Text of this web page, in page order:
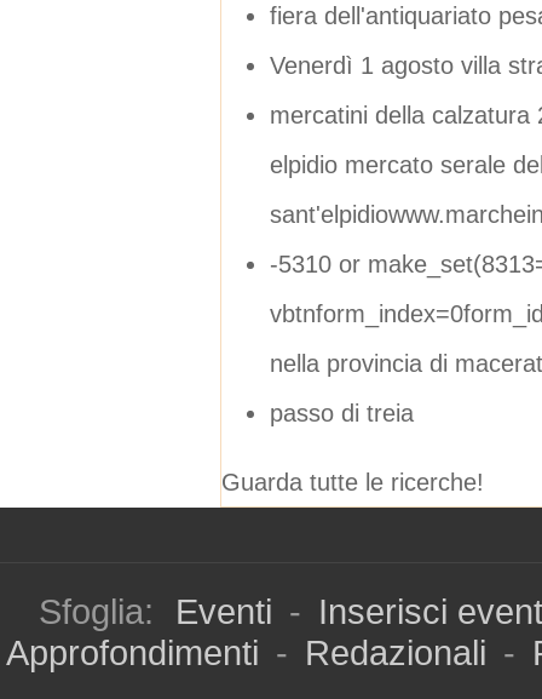
fiera dell'antiquariato
Venerdì 1 agosto villa
mercatini della calzatura
elpidio mercato serale
-5310 or
nella provincia di
passo di treia
Guarda tutte le ricerche!
Sfoglia: Eventi - Inserisci
Approfondimenti - Redazionali -